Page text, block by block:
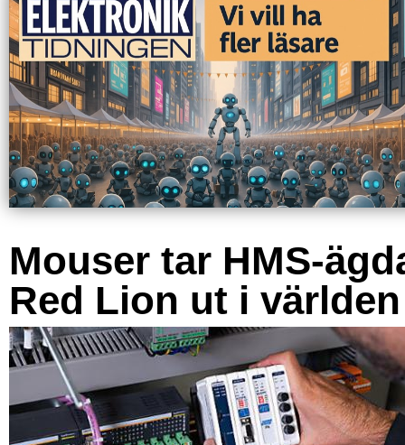
Mouser tar HMS-
Red Lion ut i världen